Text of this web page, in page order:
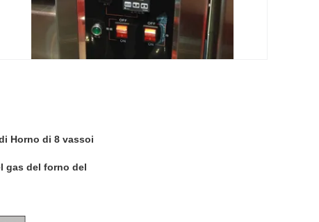
Horno di 8 vassoi
gas del forno del